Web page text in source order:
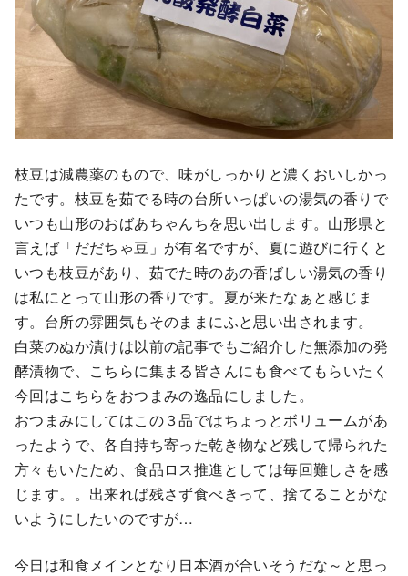
枝豆は減農薬のもので、味がしっかりと濃くおいしかっ
たです。枝豆を茹でる時の台所いっぱいの湯気の香りで
いつも山形のおばあちゃんちを思い出します。山形県と
言えば「だだちゃ豆」が有名ですが、夏に遊びに行くと
いつも枝豆があり、茹でた時のあの香ばしい湯気の香り
は私にとって山形の香りです。夏が来たなぁと感じま
す。台所の雰囲気もそのままにふと思い出されます。
白菜のぬか漬けは以前の記事でもご紹介した無添加の発
酵漬物で、こちらに集まる皆さんにも食べてもらいたく
今回はこちらをおつまみの逸品にしました。
おつまみにしてはこの３品ではちょっとボリュームがあ
ったようで、各自持ち寄った乾き物など残して帰られた
方々もいたため、食品ロス推進としては毎回難しさを感
じます。。出来れば残さず食べきって、捨てることがな
いようにしたいのですが…
今日は和食メインとなり日本酒が合いそうだな～と思っ